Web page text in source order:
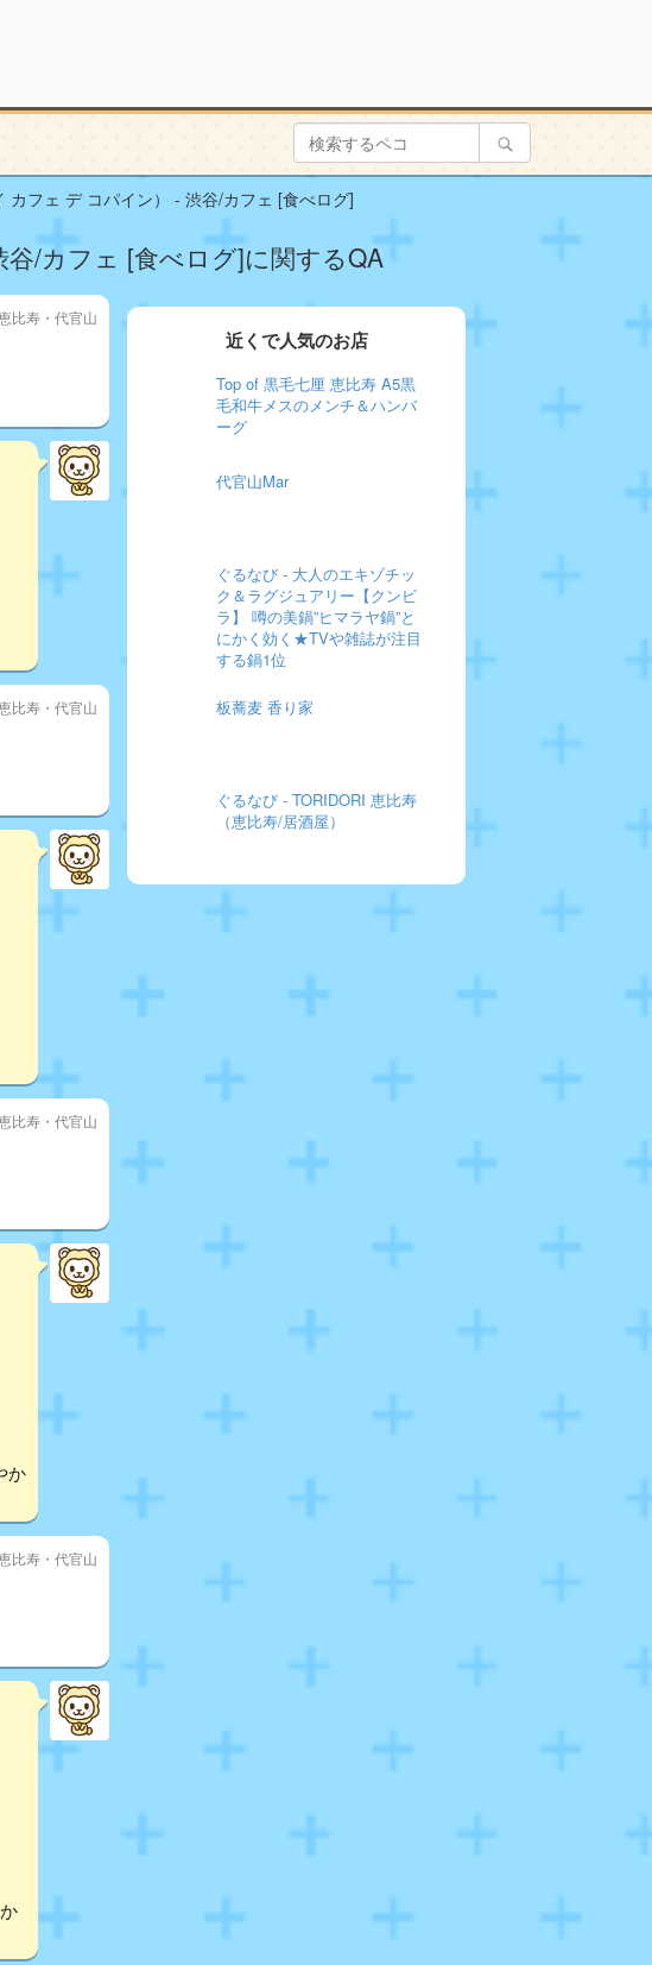
フェ デ コパイン） - 渋谷/カフェ [食べログ]
/カフェ [食べログ]に関するQA
比寿・代官山
比寿・代官山
比寿・代官山
か
比寿・代官山
近くで人気のお店
Top of 黒毛七厘 恵比寿 A5黒
毛和牛メスのメンチ＆ハンバ
ーグ
代官山Mar
ぐるなび - 大人のエキゾチッ
ク＆ラグジュアリー【クンビ
ラ】 噂の美鍋”ヒマラヤ鍋”と
にかく効く★TVや雑誌が注目
する鍋1位
板蕎麦 香り家
ぐるなび - TORIDORI 恵比寿
（恵比寿/居酒屋）